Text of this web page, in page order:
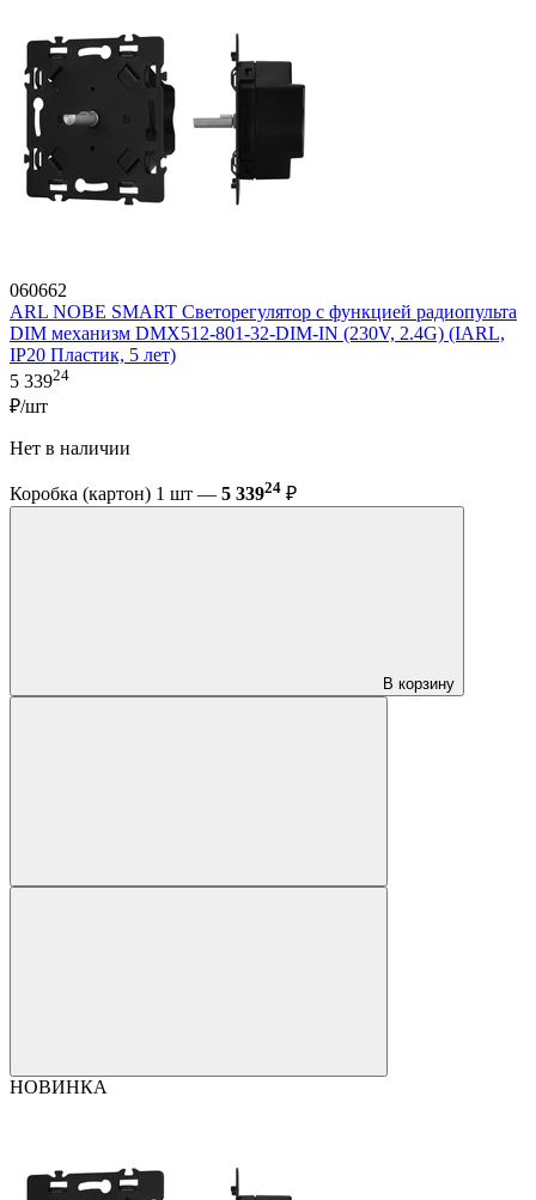
060662
ARL NOBE SMART Светорегулятор с функцией радиопульта
DIM механизм DMX512-801-32-DIM-IN (230V, 2.4G) (IARL,
IP20 Пластик, 5 лет)
5 33924
₽/шт
Нет в наличии
Коробка (картон) 1 шт — 5 33924 ₽
В корзину
НОВИНКА